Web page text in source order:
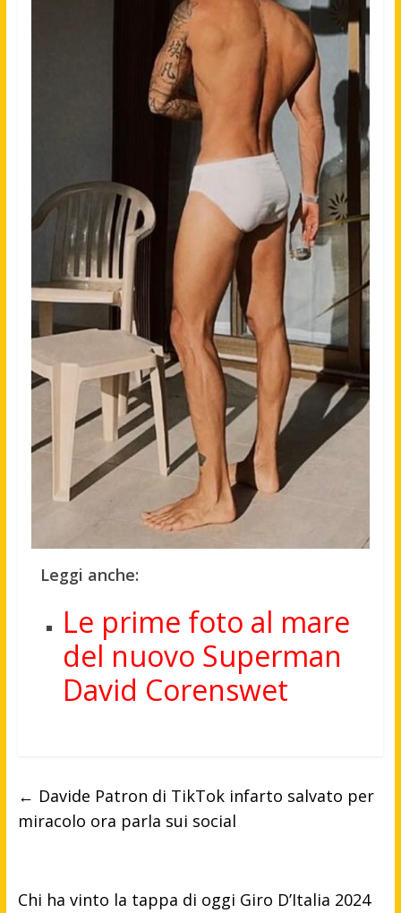
Leggi anche:
Le prime foto al mare
del nuovo Superman
David Corenswet
← Davide Patron di TikTok infarto salvato per
miracolo ora parla sui social
Chi ha vinto la tappa di oggi Giro D’Italia 2024